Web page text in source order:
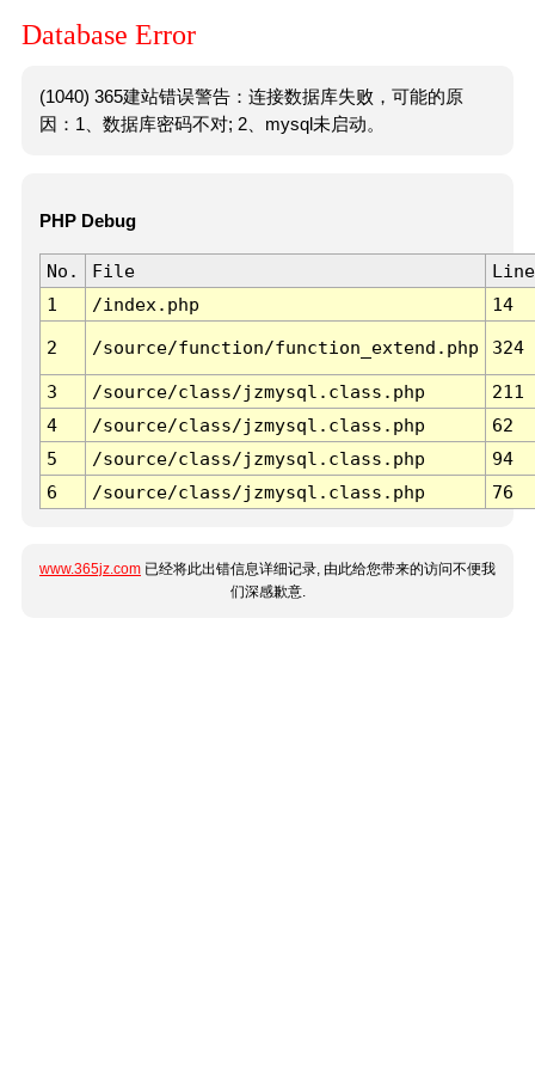
Database Error
(1040) 365建站错误警告：连接数据库失败，可能的原
因：1、数据库密码不对; 2、mysql未启动。
PHP Debug
No. File
Line
1
/index.php 14
2 /source/function/function_extend.php 324
3 /source/class/jzmysql.class.php
211
4
/source/class/jzmysql.class.php
62
5
/source/class/jzmysql.class.php
94
6
/source/class/jzmysql.class.php 76
www.365jz.com 已经将此出错信息详细记录, 由此给您带来的访问不便我
们深感歉意.